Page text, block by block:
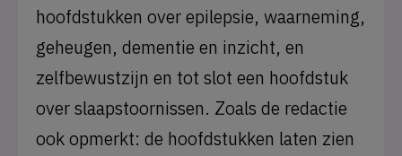
hoofdstukken over epilepsie, waarneming,
geheugen, dementie en inzicht, en
zelfbewustzijn en tot slot een hoofdstuk
over slaapstoornissen. Zoals de redactie
ook opmerkt: de hoofdstukken laten zien